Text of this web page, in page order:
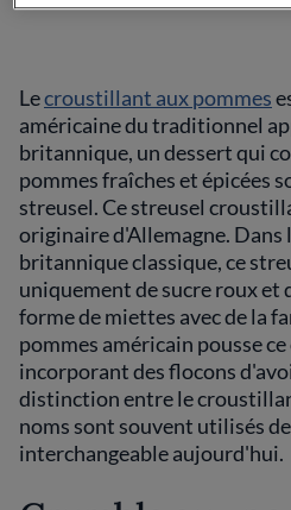
Lecroustillant aux pommes
américaine du traditionnel
britannique, un dessert qui
pommes fraîches et épicées
streusel. Ce streusel
originaire d'Allemagne. Dans
britannique classique, ce
uniquement de sucre roux et
forme de miettes avec de la
pommes américain pousse
incorporant des flocons
distinction entre le
noms sont souvent utilisés
interchangeable aujourd'hui.